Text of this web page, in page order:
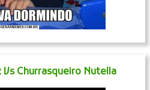
Vs Churrasqueiro Nutella